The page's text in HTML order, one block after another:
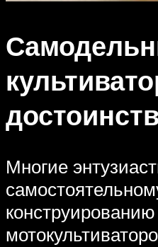
Многие
конструированию